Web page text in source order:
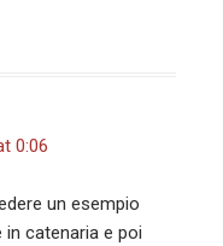
0:06
un esempio
catenaria e poi